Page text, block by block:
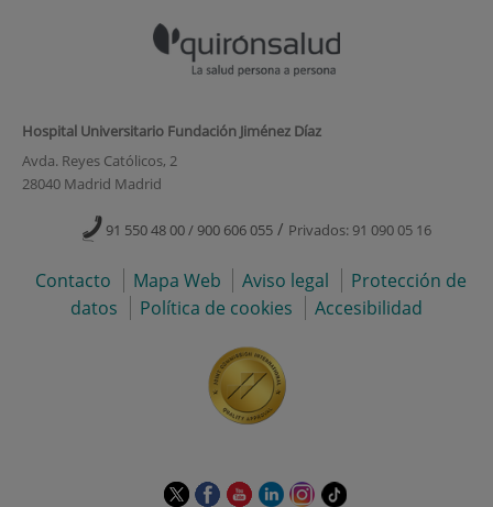
Hospital Universitario Fundación Jiménez Díaz
Avda. Reyes Católicos, 2
28040 Madrid Madrid
91 550 48 00 / 900 606 055 / Privados: 91 090 05 16
Contacto Mapa Web Aviso legal
Protección de
datos
Política de cookies Accesibilidad
EsteEsteEsteEsteEsteEnlace